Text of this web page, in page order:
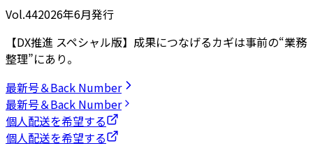
Vol.442026年6月発行
【DX推進 スペシャル版】成果につなげるカギは事前の“業務
整理”にあり。
最新号＆Back Number
最新号＆Back Number
個人配送を希望する
個人配送を希望する